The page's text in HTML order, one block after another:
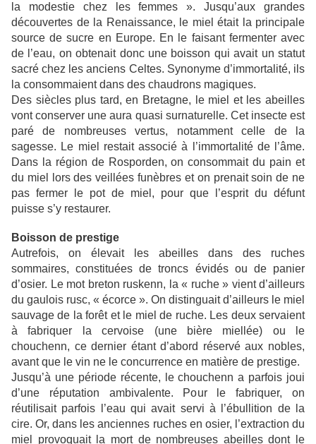
la modestie chez les femmes ». Jusqu’aux grandes
découvertes de la Renaissance, le miel était la principale
source de sucre en Europe. En le faisant fermenter avec
de l’eau, on obtenait donc une boisson qui avait un statut
sacré chez les anciens Celtes. Synonyme d’immortalité, ils
la consommaient dans des chaudrons magiques.
Des siècles plus tard, en Bretagne, le miel et les abeilles
vont conserver une aura quasi surnaturelle. Cet insecte est
paré de nombreuses vertus, notamment celle de la
sagesse. Le miel restait associé à l’immortalité de l’âme.
Dans la région de Rosporden, on consommait du pain et
du miel lors des veillées funèbres et on prenait soin de ne
pas fermer le pot de miel, pour que l’esprit du défunt
puisse s’y restaurer.
Boisson de prestige
Autrefois, on élevait les abeilles dans des ruches
sommaires, constituées de troncs évidés ou de panier
d’osier. Le mot breton ruskenn, la « ruche » vient d’ailleurs
du gaulois rusc, « écorce ». On distinguait d’ailleurs le miel
sauvage de la forêt et le miel de ruche. Les deux servaient
à fabriquer la cervoise (une bière miellée) ou le
chouchenn, ce dernier étant d’abord réservé aux nobles,
avant que le vin ne le concurrence en matière de prestige.
Jusqu’à une période récente, le chouchenn a parfois joui
d’une réputation ambivalente. Pour le fabriquer, on
réutilisait parfois l’eau qui avait servi à l’ébullition de la
cire. Or, dans les anciennes ruches en osier, l’extraction du
miel provoquait la mort de nombreuses abeilles dont le